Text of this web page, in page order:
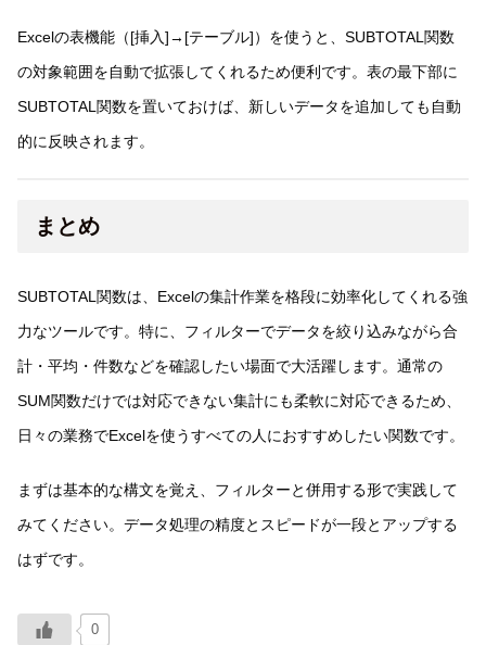
Excelの表機能（[挿入]→[テーブル]）を使うと、SUBTOTAL関数
の対象範囲を自動で拡張してくれるため便利です。表の最下部に
SUBTOTAL関数を置いておけば、新しいデータを追加しても自動
的に反映されます。
まとめ
SUBTOTAL関数は、Excelの集計作業を格段に効率化してくれる強
力なツールです。特に、フィルターでデータを絞り込みながら合
計・平均・件数などを確認したい場面で大活躍します。通常の
SUM関数だけでは対応できない集計にも柔軟に対応できるため、
日々の業務でExcelを使うすべての人におすすめしたい関数です。
まずは基本的な構文を覚え、フィルターと併用する形で実践して
みてください。データ処理の精度とスピードが一段とアップする
はずです。
0